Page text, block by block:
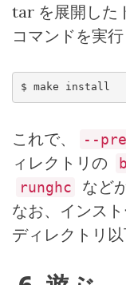
tar を展開した
コマンドを実行
$ make install
これで、 --
ィレクトリの
runghc
など
なお、インスト
ディレクトリ